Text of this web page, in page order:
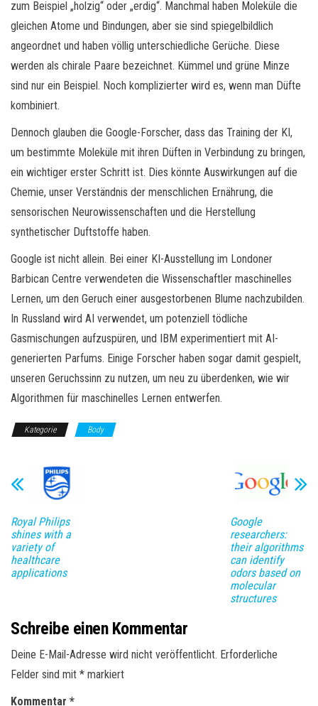
zum Beispiel „holzig“ oder „erdig“. Manchmal haben Moleküle die
gleichen Atome und Bindungen, aber sie sind spiegelbildlich
angeordnet und haben völlig unterschiedliche Gerüche. Diese
werden als chirale Paare bezeichnet. Kümmel und grüne Minze
sind nur ein Beispiel. Noch komplizierter wird es, wenn man Düfte
kombiniert.
Dennoch glauben die Google-Forscher, dass das Training der KI,
um bestimmte Moleküle mit ihren Düften in Verbindung zu bringen,
ein wichtiger erster Schritt ist. Dies könnte Auswirkungen auf die
Chemie, unser Verständnis der menschlichen Ernährung, die
sensorischen Neurowissenschaften und die Herstellung
synthetischer Duftstoffe haben.
Google ist nicht allein. Bei einer KI-Ausstellung im Londoner
Barbican Centre verwendeten die Wissenschaftler maschinelles
Lernen, um den Geruch einer ausgestorbenen Blume nachzubilden.
In Russland wird AI verwendet, um potenziell tödliche
Gasmischungen aufzuspüren, und IBM experimentiert mit AI-
generierten Parfums. Einige Forscher haben sogar damit gespielt,
unseren Geruchssinn zu nutzen, um neu zu überdenken, wie wir
Algorithmen für maschinelles Lernen entwerfen.
Kategorie Body
Royal Philips
shines with a
variety of
healthcare
applications
Google
researchers:
their algorithms
can identify
odors based on
molecular
structures
Schreibe einen Kommentar
Deine E-Mail-Adresse wird nicht veröffentlicht. Erforderliche
Felder sind mit * markiert
Kommentar *